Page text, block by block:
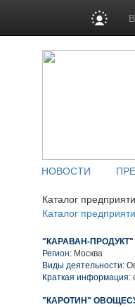
НОВОСТИ
Каталог
Каталог
"КАРАВАН-
Регион: Москва
Виды деятельности:
Краткая информация:
"КАРОТИН"